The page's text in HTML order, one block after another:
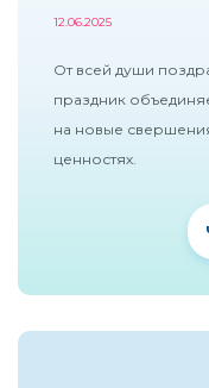
12.06.2025
От всей души
праздник
на новые
ценностях.